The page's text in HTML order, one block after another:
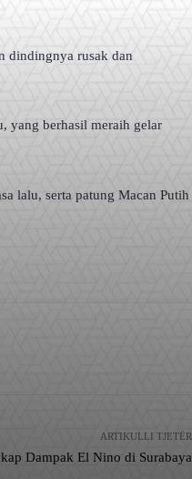
dindingnya rusak dan
yang berhasil meraih gelar
lalu, serta patung Macan Putih
ARTIKULLI TJETËR
Dampak El Nino di Surabaya